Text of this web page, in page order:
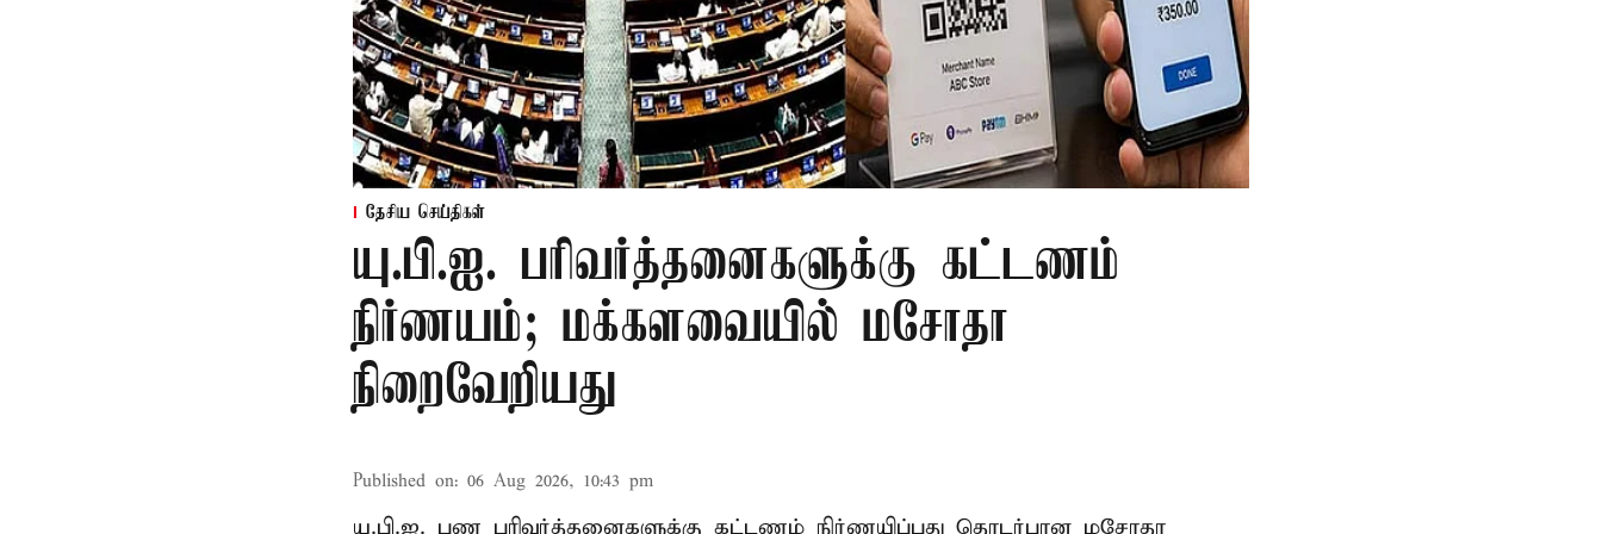
தேசிய செய்திகள்
யு.பி.ஐ. பரிவர்த்தனைகளுக்கு கட்டணம்
நிர்ணயம்; மக்களவையில் மசோதா
நிறைவேறியது
Published on: 06 Aug 2026, 10:43 pm
யு.பி.ஐ. பண பரிவர்த்தனைகளுக்கு கட்டணம் நிர்ணயிப்பது தொடர்பான மசோதா